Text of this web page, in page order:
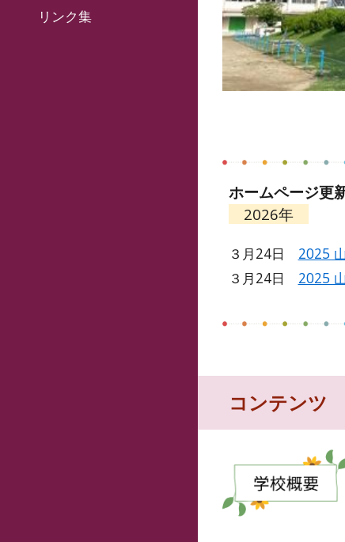
リンク集
ホームページ更
2026年
３月24日 2025
３月24日 2025
コンテンツ